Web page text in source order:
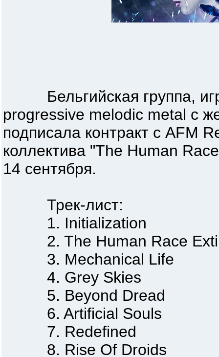
Бельгийская группа,
progressive melodic metal с
подписала контракт с AFM
коллектива "The Human
14 сентября.
Трек-лист:
1. Initialization
2. The Human Race
3. Mechanical Life
4. Grey Skies
5. Beyond Dread
6. Artificial Souls
7. Redefined
8. Rise Of Droids